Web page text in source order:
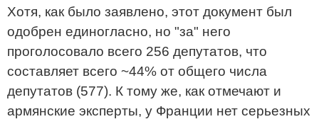
Хотя, как было заявлено, этот документ был
одобрен единогласно, но "за" него
проголосовало всего 256 депутатов, что
составляет всего ~44% от общего числа
депутатов (577). К тому же, как отмечают и
армянские эксперты, у Франции нет серьезных